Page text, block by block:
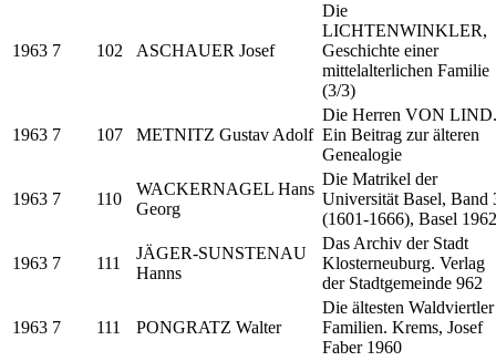
1963 7 102 ASCHAUER Josef
Die
LICHTENWINKLER,
Geschichte einer
mittelalterlichen Familie
(3/3)
1963 7 107 METNITZ Gustav Adolf
Die Herren VON LIND.
Ein Beitrag zur älteren
Genealogie
1963 7 110
WACKERNAGEL Hans
Georg
Die Matrikel der
Universität Basel, Band
(1601-1666), Basel 1962
1963 7 111
JÄGER-SUNSTENAU
Hanns
Das Archiv der Stadt
Klosterneuburg. Verlag
der Stadtgemeinde 962
1963 7 111 PONGRATZ Walter
Die ältesten Waldviertler
Familien. Krems, Josef
Faber 1960